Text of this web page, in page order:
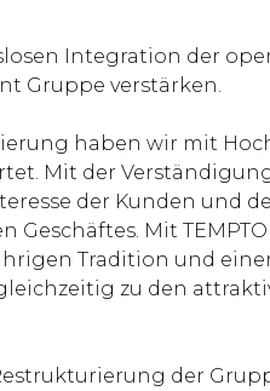
Integration der
Gruppe verstärken.
haben wir mit
Mit der
der Kunden
Mit
Tradition und
zu den
der